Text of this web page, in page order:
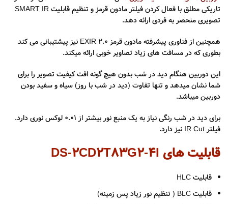
تاریکی مطلق با فعال کردن فیلتر مادون قرمز و تنظیم قابلیت SMART IR
تصویری منحصر به فردی ارائه دهد.
همچنین از فناوری پیشرفته مادون قرمز EXIR 2.0 نیز پیشتیبانی می کند
بطوری که در مسافت های زیاد تصاویر خوبی ارائه میکند.
این دوربین هنگام دید در شب بدون هیچ گونه افت کیفیت تصویر را برای
شما نشان میدهد و تنها تفاوت (دید در شب با روز) سیاه و سفید بودن
دوربین میباشد.
برای دید در شب رنگی نیاز به یک منبع نور بیشتر از ۰.۰۱ لوکس نوری دارد.
فیلتر IR Cut نیز دارد.
قابلیت های DS-2CD2T83G2-4I
قابلیت HLC
قابلیت BLC ( تنظیم نور زیاد پس زمینه)